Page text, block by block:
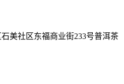
美社区东福商业街233号普洱茶